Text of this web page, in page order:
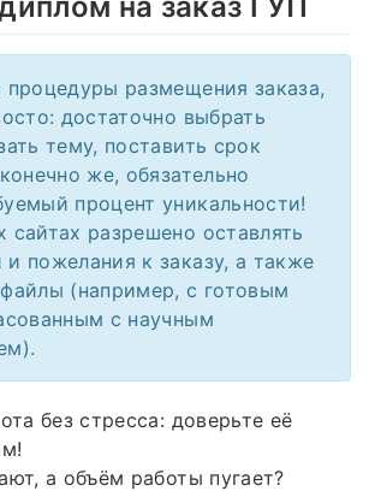
процедуры размещения заказа,
достаточно выбрать
тему, поставить срок
же, обязательно
процент уникальности!
сайтах разрешено оставлять
пожелания к заказу, а также
(например, с готовым
с научным
без стресса: доверьте её
а объём работы пугает?